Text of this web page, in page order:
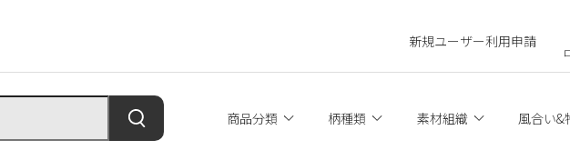
新規ユーザー利用申請
商品分類 柄種類 素材組織 風合い&